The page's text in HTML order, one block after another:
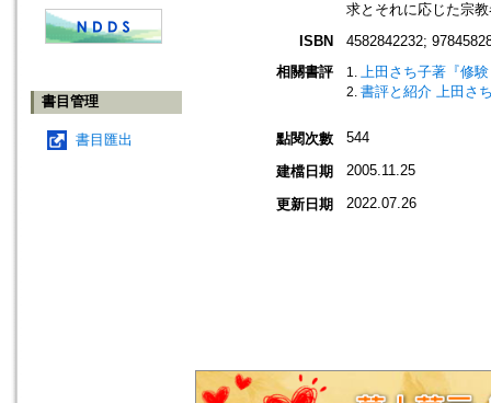
書目管理
書目匯出
求とそれに応じた宗
ISBN
4582842232;
相關書評
上田さち子著『修
書評と紹介 上田さ
點閱次數 544
建檔日期 2005.11.25
更新日期 2022.07.26